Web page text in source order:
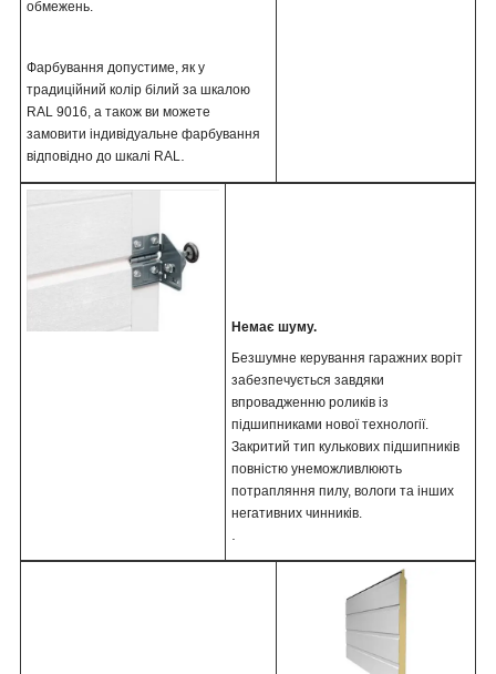
обмежень.
Фарбування допустиме, як у
традиційний колір білий за шкалою
RAL 9016, а також ви можете
замовити індивідуальне фарбування
відповідно до шкалі RAL
Немає шуму.
Безшумне керування гаражних воріт
забезпечується завдяки
впровадженню роликів із
підшипниками нової технології.
Закритий тип кулькових підшипників
повністю унеможливлюють
потрапляння пилу, вологи та інших
негативних чинників.